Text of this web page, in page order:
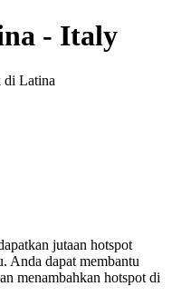
- Italy
di Latina
jutaan hotspot
Anda dapat membantu
menambahkan hotspot di